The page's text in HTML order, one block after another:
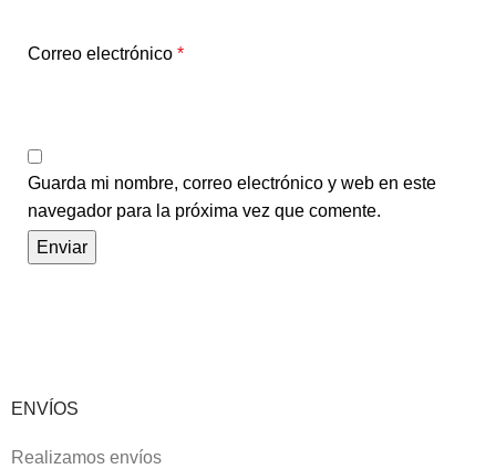
Correo electrónico *
Guarda mi nombre, correo electrónico y web en este
navegador para la próxima vez que comente.
ENVÍOS
Realizamos envíos